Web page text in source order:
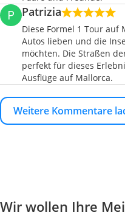
P Patrizia
Diese Formel 1 Tour
Autos lieben und die
möchten. Die Straßen
perfekt für dieses
Ausflüge auf Mallorca.
Weitere Kommentare
Wir wollen Ihre